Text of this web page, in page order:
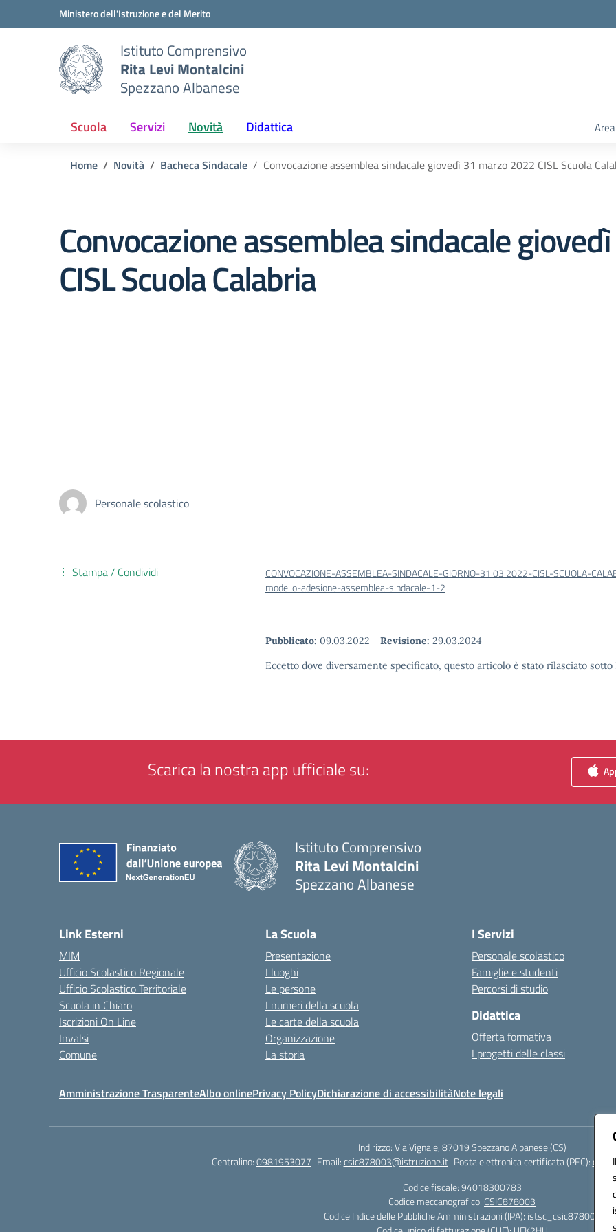
Vai ai contenuti
Vai al menu di navigazioneMinistero dell'Istruzione e del Merito
Istituto Comprensivo
Rita Levi Montalcini
Spezzano Albanese
Scuola Servizi Novità Didattica
Home Novità Bacheca Sindacale Convocazione assemblea sindacale giovedì 31 marzo 2022 CISL Scuola
Convocazione assemblea sindacale
CISL Scuola Calabria
Personale scolastico
CONVOCAZIONE-ASSEMBLEA-SINDACALE-GIORNO-31.03.2022-CISL-SCUOLA-
modello-adesione-assemblea-sindacale-1-2
Pubblicato: 09.03.2022 - Revisione: 29.03.2024
Eccetto dove diversamente specificato, questo articolo è stato rilasciato
Stampa / Condividi
Scarica la nostra app ufficiale su:
Istituto Comprensivo
Rita Levi Montalcini
Spezzano Albanese
Link Esterni
MIM
Ufficio Scolastico Regionale
Ufficio Scolastico Territoriale
Scuola in Chiaro
Iscrizioni On Line
Invalsi
Comune
La Scuola
Presentazione
I luoghi
Le persone
I numeri della scuola
Le carte della scuola
Organizzazione
La storia
I Servizi
Personale scolastico
Famiglie e studenti
Percorsi di studio
Didattica
Offerta formativa
I progetti delle classi
Amministrazione TrasparenteAlbo onlinePrivacy PolicyDichiarazione di accessibilitàNote legali
Indirizzo:Via Vignale, 87019 Spezzano Albanese (CS)
Centralino:0981953077 Email:csic878003@istruzione.it Posta elettronica certificata (PEC):
Codice fiscale: 94018300783
Codice meccanografico: CSIC878003
Codice Indice delle Pubbliche Amministrazioni (IPA): istsc_csic878003